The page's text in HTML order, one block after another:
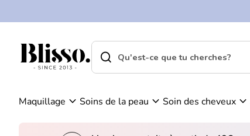
Aveeno Daily Moisturising Body
Accueil
m
ir
on
pa
shopping_cart
Accueil
Recherche"
search
Maquillage expand_more Soins de la peau expand_more Soin des cheveux expand_more